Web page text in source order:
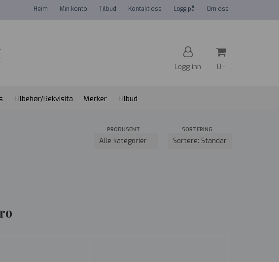
Heim Min konto Tilbud Kontakt oss Logg på Om oss
Logg inn 0,-
Tilbehør/Rekvisita Merker Tilbud
PRODUSENT SORTERING
Trykk ENTER for å søke